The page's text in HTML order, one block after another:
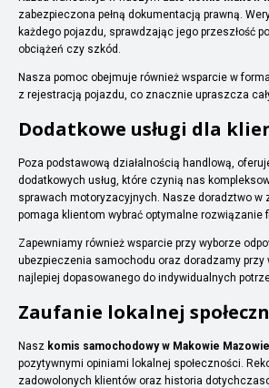
zabezpieczona pełną dokumentacją prawną.
każdego pojazdu, sprawdzając jego przeszłość
obciążeń czy szkód.
Nasza pomoc obejmuje również wsparcie w
z rejestracją pojazdu, co znacznie upraszcza
Dodatkowe usługi dla
Poza podstawową działalnością handlową,
dodatkowych usług, które czynią nas
sprawach motoryzacyjnych. Nasze doradztwo w
pomaga klientom wybrać optymalne rozwiązanie
Zapewniamy również wsparcie przy wyborze
ubezpieczenia samochodu oraz doradzamy przy
najlepiej dopasowanego do indywidualnych
Zaufanie lokalnej
Nasz komis samochodowy w Makowie
pozytywnymi opiniami lokalnej społeczności.
zadowolonych klientów oraz historia